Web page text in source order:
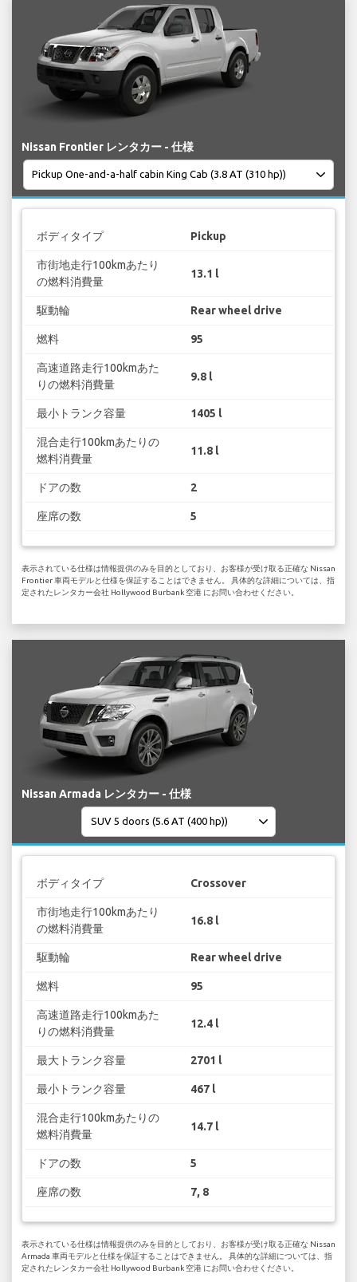
Nissan Frontier レンタカー - 仕様
ボディタイプ Pickup
市街地走行100kmあたり
の燃料消費量
13.1 l
駆動輪 Rear wheel drive
燃料 95
高速道路走行100kmあた
りの燃料消費量
9.8 l
最小トランク容量 1405 l
混合走行100kmあたりの
燃料消費量
11.8 l
ドアの数 2
座席の数 5
表示されている仕様は情報提供のみを目的としており、お客様が受け取る正確な Nissan
Frontier 車両モデルと仕様を保証することはできません。 具体的な詳細については、指
定されたレンタカー会社 Hollywood Burbank 空港 にお問い合わせください。
Nissan Armada レンタカー - 仕様
ボディタイプ Crossover
市街地走行100kmあたり
の燃料消費量
16.8 l
駆動輪 Rear wheel drive
燃料 95
高速道路走行100kmあた
りの燃料消費量
12.4 l
最大トランク容量 2701 l
最小トランク容量 467 l
混合走行100kmあたりの
燃料消費量
14.7 l
ドアの数 5
座席の数 7, 8
表示されている仕様は情報提供のみを目的としており、お客様が受け取る正確な Nissan
Armada 車両モデルと仕様を保証することはできません。 具体的な詳細については、指
定されたレンタカー会社 Hollywood Burbank 空港 にお問い合わせください。